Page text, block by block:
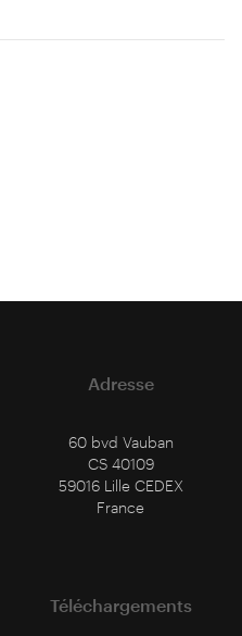
Adresse
60 bvd Vauban
CS 40109
59016 Lille CEDEX
France
Téléchargements